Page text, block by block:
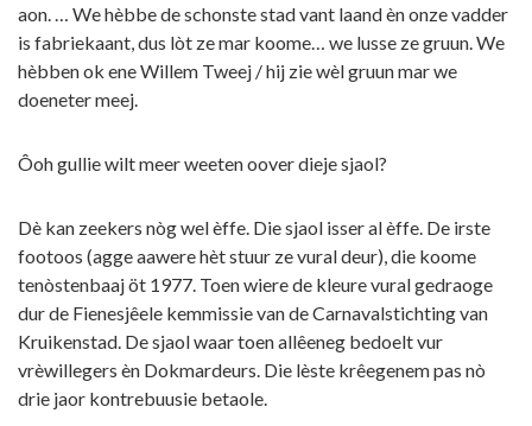
aon. … We hèbbe de schonste stad vant laand èn onze vadder
is fabriekaant, dus lòt ze mar koome… we lusse ze gruun. We
hèbben ok ene Willem Tweej / hij zie wèl gruun mar we
doeneter meej.
Ôoh gullie wilt meer weeten oover dieje sjaol?
Dè kan zeekers nòg wel èffe. Die sjaol isser al èffe. De irste
footoos (agge aawere hèt stuur ze vural deur), die koome
tenòstenbaaj öt 1977. Toen wiere de kleure vural gedraoge
dur de Fienesjêele kemmissie van de Carnavalstichting van
Kruikenstad. De sjaol waar toen allêeneg bedoelt vur
vrèwillegers èn Dokmardeurs. Die lèste krêegenem pas nò
drie jaor kontrebuusie betaole.